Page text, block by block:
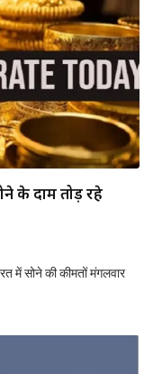
के दाम तोड़ रहे
सोने की कीमतों मंगलवार